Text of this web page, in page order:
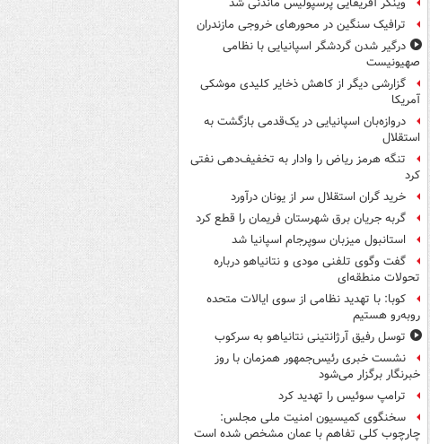
وینگر آفریقایی پرسپولیس ماندنی شد
ترافیک سنگین در محورهای خروجی مازندران
درگیر شدن گردشگر اسپانیایی با نظامی
صهیونیست
گزارشی دیگر از کاهش ذخایر کلیدی موشکی
آمریکا
دروازه‌بان اسپانیایی در یک‌قدمی بازگشت به
استقلال
تنگه هرمز ریاض را وادار به تخفیف‌دهی نفتی
کرد
خرید گران استقلال سر از یونان درآورد
گربه جریان برق شهرستان فریمان را قطع کرد
استانبول میزبان سوپرجام اسپانیا شد
گفت وگوی تلفنی مودی و نتانیاهو درباره
تحولات منطقه‌ای
کوبا: با تهدید نظامی از سوی ایالات متحده
روبه‌رو هستیم
توسل رفیق آرژانتینی نتانیاهو به سرکوب
نشست خبری رئیس‌جمهور همزمان با روز
خبرنگار برگزار می‌شود
ترامپ سوئیس را تهدید کرد
سخنگوی کمیسیون امنیت ملی مجلس:
چارچوب کلی تفاهم با عمان مشخص شده است